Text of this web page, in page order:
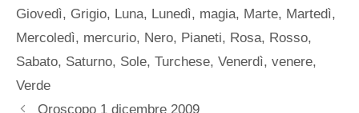
Giovedì, Grigio, Luna, Lunedì, magia, Marte, Martedì,
Mercoledì, mercurio, Nero, Pianeti, Rosa, Rosso,
Sabato, Saturno, Sole, Turchese, Venerdì, venere,
Verde
Oroscopo 1 dicembre 2009